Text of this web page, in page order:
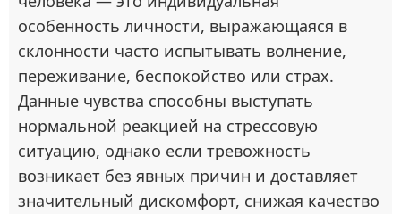
особенность личности, выражающаяся в
склонности часто испытывать волнение,
переживание, беспокойство или страх.
Данные чувства способны выступать
нормальной реакцией на стрессовую
ситуацию, однако если тревожность
возникает без явных причин и доставляет
значительный дискомфорт, снижая качество